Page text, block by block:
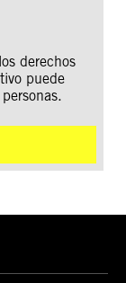
derechos
puede